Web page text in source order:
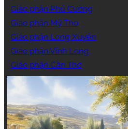
Giáo phận Phú Cường
Giáo phận Mỹ Tho
Giáo phận Long Xuyên
Giáo phận Vĩnh Long
Giáo phận Cần Thơ